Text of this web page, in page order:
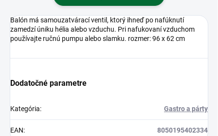
Balón má samouzatvárací ventil, ktorý ihneď po nafúknutí
zamedzí úniku hélia alebo vzduchu. Pri nafukovaní vzduchom
používajte ručnú pumpu alebo slamku. rozmer: 96 x 62 cm
Dodatočné parametre
Kategória: Gastro a párty
EAN: 8050195402334